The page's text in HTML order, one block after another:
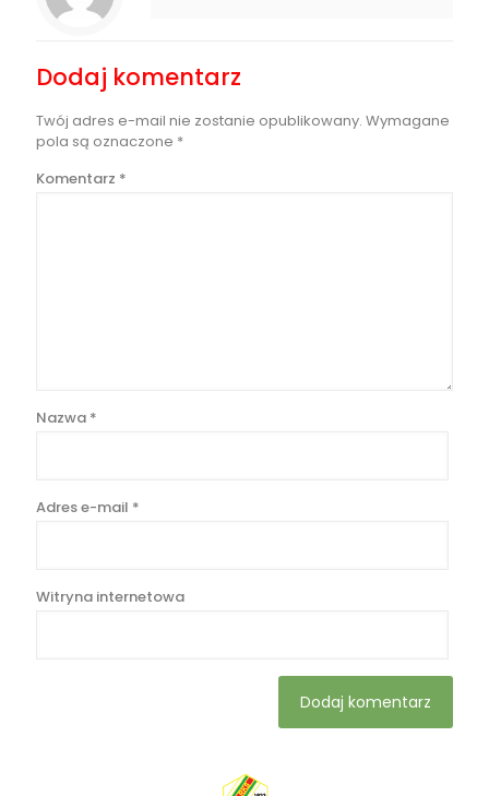
Dodaj komentarz
Twój adres e-mail nie zostanie opublikowany. Wymagane
pola są oznaczone *
Komentarz *
Nazwa *
Adres e-mail *
Witryna internetowa